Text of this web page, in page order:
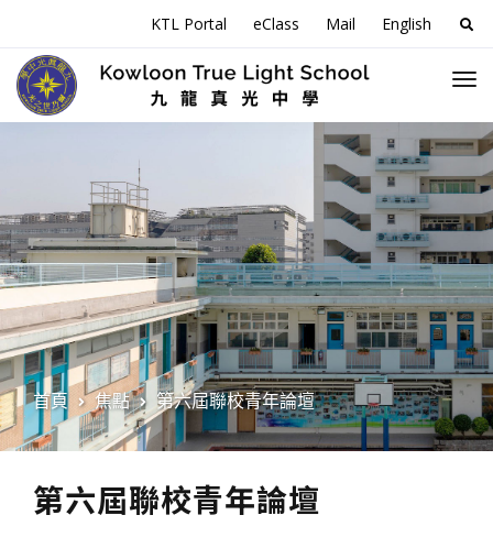
KTL Portal eClass Mail English
搜
尋
關
於
首頁 焦點 第六屆聯校青年論壇
第六屆聯校青年論壇